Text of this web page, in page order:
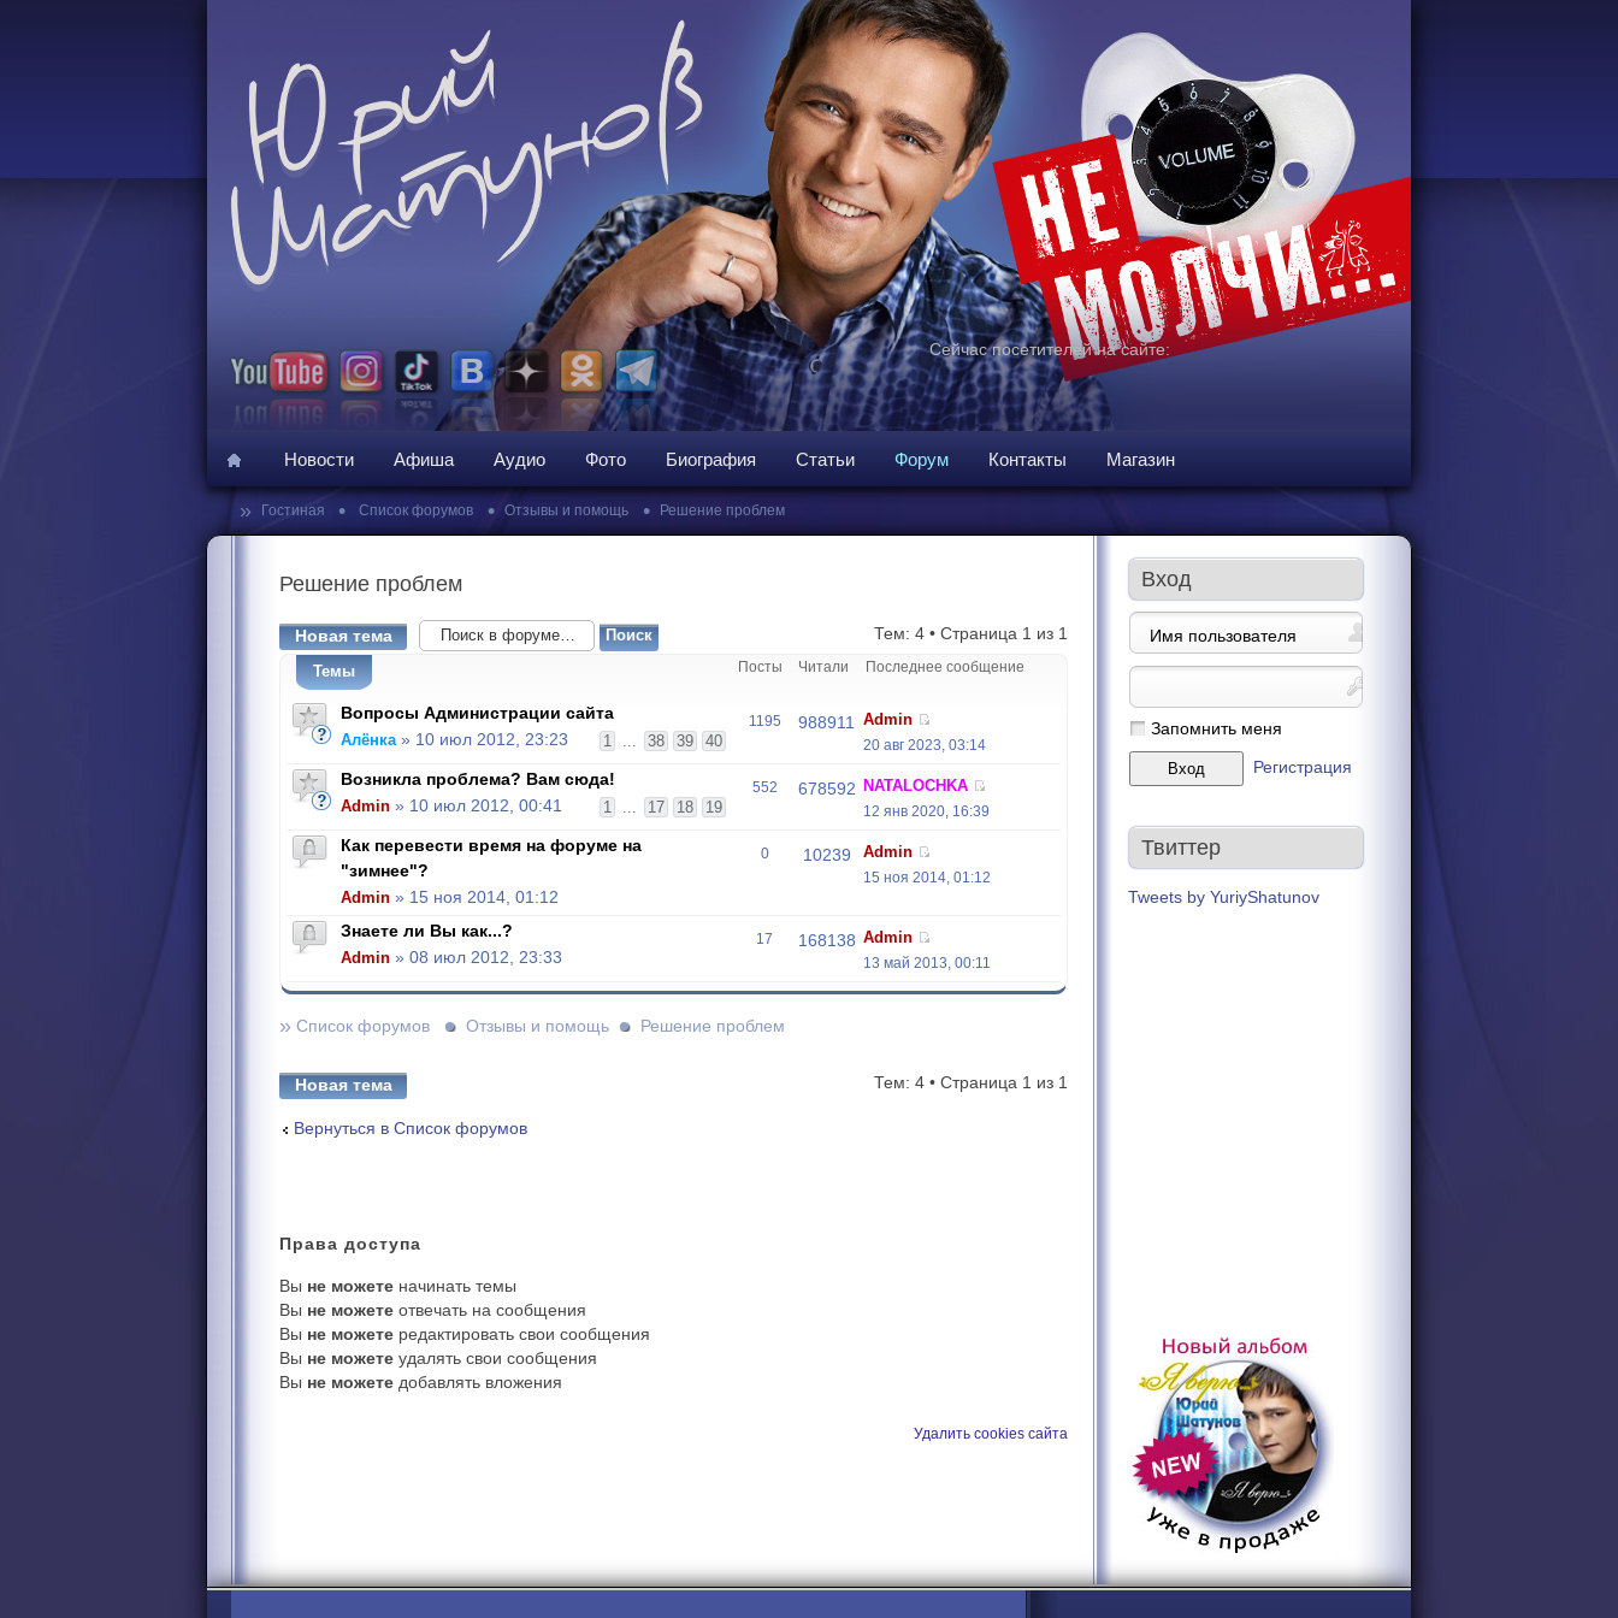
Сейчас посетителей на сайте:
Новости Афиша Аудио Фото Биография Статьи Форум Контакты Магазин
» Гостиная • Список форумов • Отзывы и помощь • Решение проблем
Решение проблем
Новая тема Тем: 4 • Страница 1 из 1
Темы Посты Читали Последнее сообщение
Вопросы Администрации сайта
1 ... 38 39 40
Алёнка» 10 июл 2012, 23:23
1195 988911 Admin
20 авг 2023, 03:14
Возникла проблема? Вам сюда!
1 ... 17 18 19
Admin » 10 июл 2012, 00:41
552 678592 NATALOCHKA
12 янв 2020, 16:39
Как перевести время на форуме на
"зимнее"?
Admin » 15 ноя 2014, 01:12
0 10239 Admin
15 ноя 2014, 01:12
Знаете ли Вы как...?
Admin » 08 июл 2012, 23:33
17 168138 Admin
13 май 2013, 00:11
» Список форумов Отзывы и помощь Решение проблем
Новая тема Тем: 4 • Страница 1 из 1
Вернуться в Список форумов
Права доступа
Вы не можете начинать темы
Вы не можете отвечать на сообщения
Вы не можете редактировать свои сообщения
Вы не можете удалять свои сообщения
Вы не можете добавлять вложения
Удалить cookies сайта
Вход
Запомнить меня
Регистрация
Твиттер
Tweets by YuriyShatunov